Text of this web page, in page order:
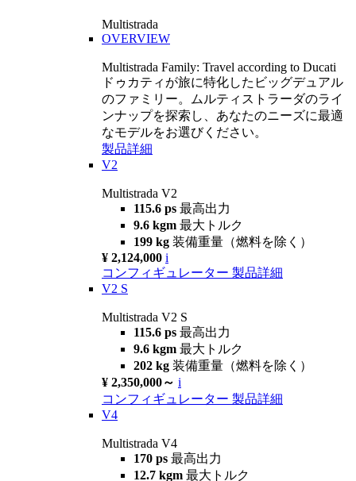
Multistrada
OVERVIEW
Multistrada Family: Travel according to Ducati
ドゥカティが旅に特化したビッグデュアル
のファミリー。ムルティストラーダのライ
ンナップを探索し、あなたのニーズに最適
なモデルをお選びください。
製品詳細
V2
Multistrada V2
115.6 ps 最高出力
9.6 kgm 最大トルク
199 kg 装備重量（燃料を除く）
¥ 2,124,000 i
コンフィギュレーター 製品詳細
V2 S
Multistrada V2 S
115.6 ps 最高出力
9.6 kgm 最大トルク
202 kg 装備重量（燃料を除く）
¥ 2,350,000～ i
コンフィギュレーター 製品詳細
V4
Multistrada V4
170 ps 最高出力
12.7 kgm 最大トルク